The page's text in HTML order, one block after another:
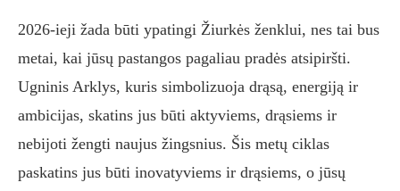
2026-ieji žada būti ypatingi Žiurkės ženklui, nes tai bus
metai, kai jūsų pastangos pagaliau pradės atsipiršti.
Ugninis Arklys, kuris simbolizuoja drąsą, energiją ir
ambicijas, skatins jus būti aktyviems, drąsiems ir
nebijoti žengti naujus žingsnius. Šis metų ciklas
paskatins jus būti inovatyviems ir drąsiems, o jūsų